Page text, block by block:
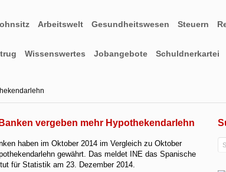
Arbeitswelt Gesundheitswesen Steuern
Wissenswertes Jobangebote Schuldnerkartei
vergeben mehr Hypothekendarlehn
haben im Oktober 2014 im Vergleich zu Oktober
gewährt. Das meldet INE das Spanische
für Statistik am 23. Dezember 2014.